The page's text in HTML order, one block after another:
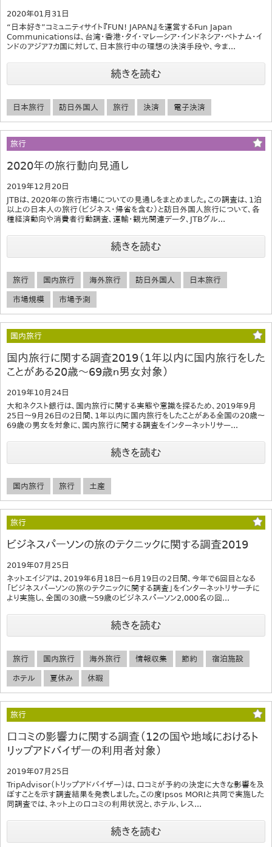
2020年01月31日
“日本好き”コミュニティサイト『FUN! JAPAN』を運営するFun Japan
Communicationsは、台湾・香港・タイ・マレーシア・インドネシア・ベトナム・イ
ンドのアジア7カ国に対して、日本旅行中の理想の決済手段や、今ま...
続きを読む
日本旅行 訪日外国人 旅行 決済 電子決済
旅行
2020年の旅行動向見通し
2019年12月20日
JTBは、2020年の旅行市場についての見通しをまとめました。この調査は、1泊
以上の日本人の旅行（ビジネス･帰省を含む）と訪日外国人旅行について、各
種経済動向や消費者行動調査、運輸・観光関連データ、JTBグル...
続きを読む
旅行 国内旅行 海外旅行 訪日外国人 日本旅行
市場規模 市場予測
国内旅行
国内旅行に関する調査2019（1年以内に国内旅行をした
ことがある20歳～69歳ｎ男女対象）
2019年10月24日
大和ネクスト銀行は、国内旅行に関する実態や意識を探るため、2019年9月
25日～9月26日の2日間、1年以内に国内旅行をしたことがある全国の20歳～
69歳の男女を対象に、国内旅行に関する調査をインターネットリサー...
続きを読む
国内旅行 旅行 土産
旅行
ビジネスパーソンの旅のテクニックに関する調査2019
2019年07月25日
ネットエイジアは、2019年6月18日～6月19日の2日間、今年で6回目となる
「ビジネスパーソンの旅のテクニックに関する調査」をインターネットリサーチに
より実施し、全国の30歳～59歳のビジネスパーソン2,000名の回...
続きを読む
旅行 国内旅行 海外旅行 情報収集 節約 宿泊施設
ホテル 夏休み 休暇
旅行
口コミの影響力に関する調査（12の国や地域におけるト
リップアドバイザーの利用者対象）
2019年07月25日
TripAdvisor（トリップアドバイザー）は、口コミが予約の決定に大きな影響を及
ぼすことを示す調査結果を発表しました。この度Ipsos MORIと共同で実施した
同調査では、ネット上の口コミの利用状況と、ホテル、レス...
続きを読む